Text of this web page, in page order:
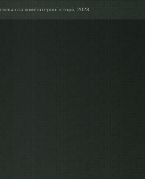
компʼютерної історії, 2023